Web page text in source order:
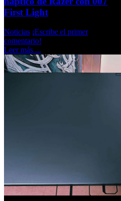
First Light
Noticias ¡Escribe el primer
comentario!
Leer más ...